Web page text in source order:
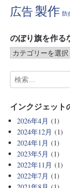
広告 製作 防
のぼり旗を作る
インクジェット
2026年4月 (1)
2024年12月 (1)
2024年1月 (1)
2023年5月 (1)
2022年11月 (1)
2022年7月 (1)